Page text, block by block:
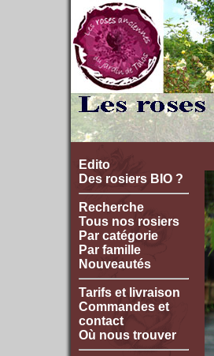
Edito
Des rosiers BIO ?
Recherche
Tous nos rosiers
Par catégorie
Par famille
Nouveautés
Tarifs et livraison
Commandes et
contact
Où nous trouver